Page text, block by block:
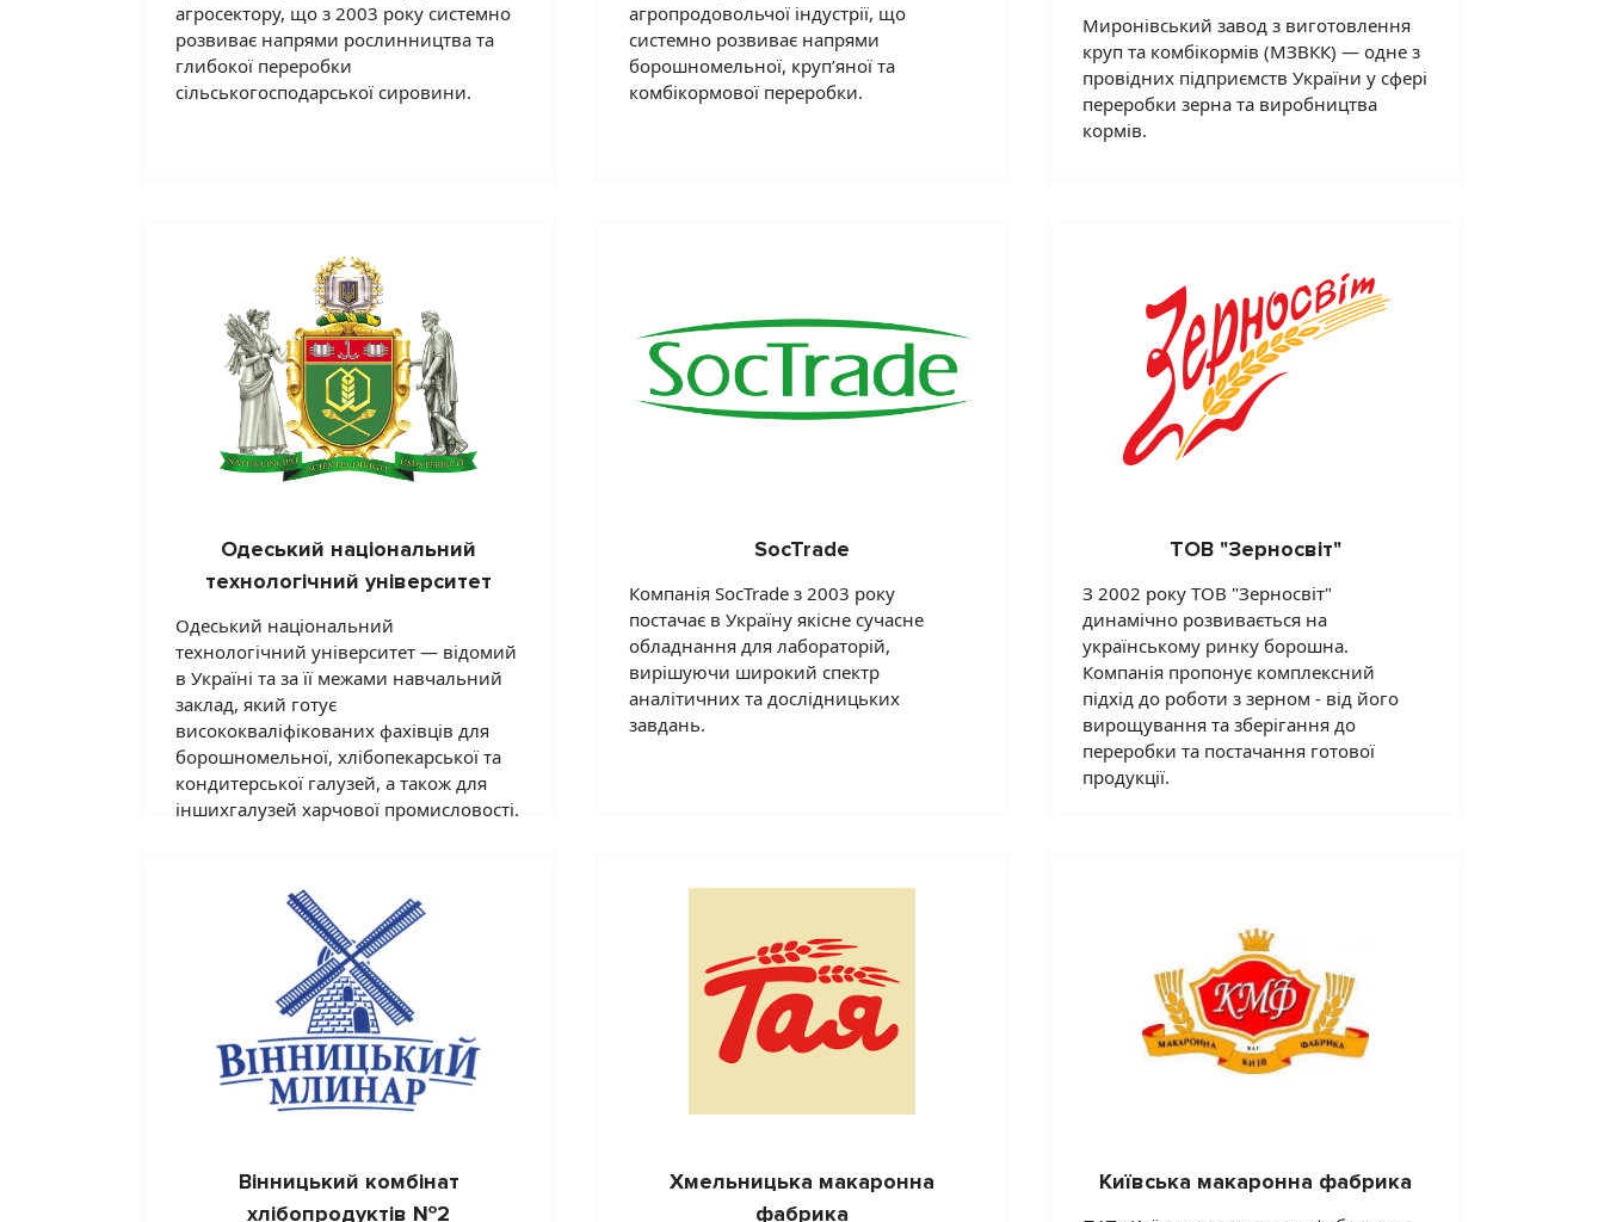
агросектору, що з 2003 року системно
розвиває напрями рослинництва та
глибокої переробки
сільськогосподарської сировини.
агропродовольчої індустрії, що
системно розвиває напрями
борошномельної, круп’яної та
комбікормової переробки.
Миронівський завод з виготовлення
круп та комбікормів (МЗВКК) — одне з
провідних підприємств України у сфері
переробки зерна та виробництва
кормів.
Одеський національний
технологічний університет
Одеський національний
технологічний університет — відомий
в Україні та за її межами навчальний
заклад, який готує
висококваліфікованих фахівців для
борошномельної, хлібопекарської та
кондитерської галузей, а також для
іншихгалузей харчової промисловості.
SocTrade
Компанія SocTrade з 2003 року
постачає в Україну якісне сучасне
обладнання для лабораторій,
вирішуючи широкий спектр
аналітичних та дослідницьких
завдань.
ТОВ "Зерносвіт"
З 2002 року ТОВ "Зерносвіт"
динамічно розвивається на
українському ринку борошна.
Компанія пропонує комплексний
підхід до роботи з зерном - від його
вирощування та зберігання до
переробки та постачання готової
продукції.
Вінницький комбінат
хлібопродуктів №2
Хмельницька макаронна
фабрика
Київська макаронна фабрика